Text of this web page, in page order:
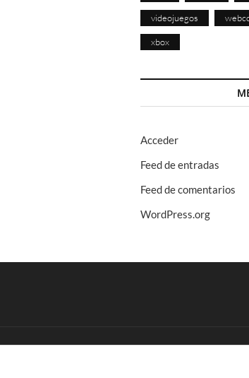
videojuegos
xbox
Acceder
Feed de entradas
Feed de comentarios
WordPress.org